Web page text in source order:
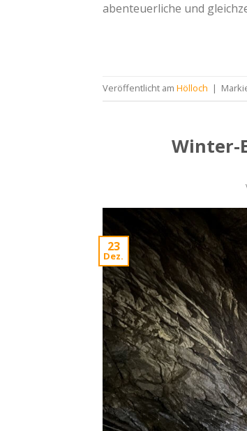
abenteuerliche und
Veröffentlicht am Hölloch |
Winter-
23
Dez.